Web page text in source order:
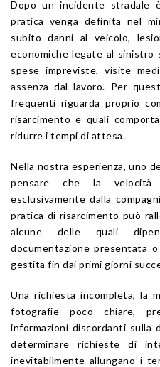
Dopo un incidente stradale
pratica venga definita nel
subito danni al veicolo,
economiche legate al
spese impreviste, visite
assenza dal lavoro. Per
frequenti riguarda proprio
risarcimento e quali
ridurre i tempi di attesa.
Nella nostra esperienza, uno
pensare che la velocità
esclusivamente dalla
pratica di risarcimento può
alcune delle quali
documentazione presentata
gestita fin dai primi giorni
Una richiesta incompleta, la
fotografie poco chiare,
informazioni discordanti sulla
determinare richieste di
inevitabilmente allungano i